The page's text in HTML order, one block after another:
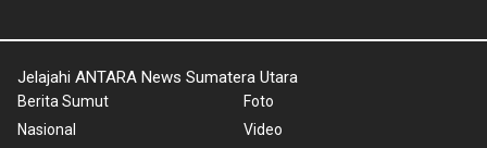
Jelajahi ANTARA News Sumatera Utara
Berita Sumut
Nasional
Foto
Video